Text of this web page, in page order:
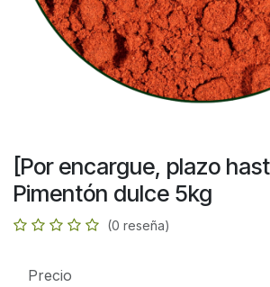
[Por encargue, plazo
Pimentón dulce 5kg
(0 reseña)
Precio